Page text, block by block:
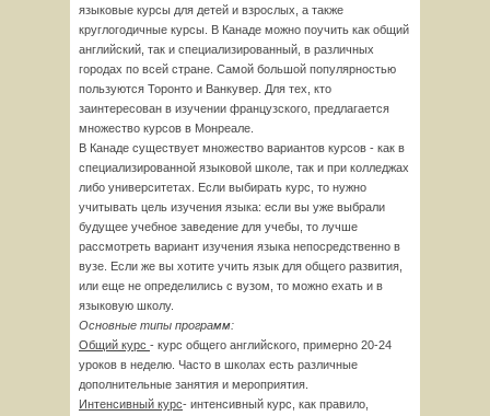
языковые курсы для детей и взрослых, а также
круглогодичные курсы. В Канаде можно поучить как общий
английский, так и специализированный, в различных
городах по всей стране. Самой большой популярностью
пользуются Торонто и Ванкувер. Для тех, кто
заинтересован в изучении французского, предлагается
множество курсов в Монреале.
В Канаде существует множество вариантов курсов - как в
специализированной языковой школе, так и при колледжах
либо университетах. Если выбирать курс, то нужно
учитывать цель изучения языка: если вы уже выбрали
будущее учебное заведение для учебы, то лучше
рассмотреть вариант изучения языка непосредственно в
вузе. Если же вы хотите учить язык для общего развития,
или еще не определились с вузом, то можно ехать и в
языковую школу.
Основные типы программ:
Общий курс - курс общего английского, примерно 20-24
уроков в неделю. Часто в школах есть различные
дополнительные занятия и мероприятия.
Интенсивный курс- интенсивный курс, как правило,